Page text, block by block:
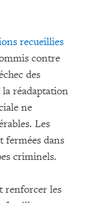
recueillies
contre
des
réadaptation
ne
Les
fermées dans
criminels.
renforcer les